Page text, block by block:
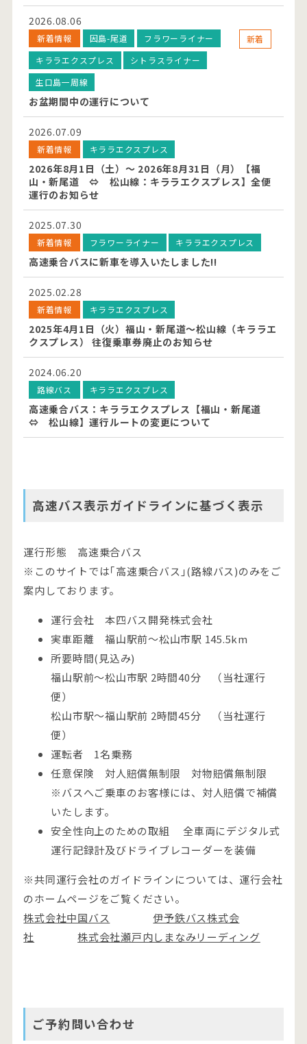
2026.08.06
新着情報 因島-尾道
フラワーライナー
キララエクスプレス
シトラスライナー
生口島一周線
新着
お盆期間中の運行について
2026.07.09
新着情報 キララエクスプレス
2026年8月1日（土）～ 2026年8月31日（月）【福
山・新尾道 ⇔ 松山線：キララエクスプレス】全便
運行のお知らせ
2025.07.30
新着情報 フラワーライナー キララエクスプレス
高速乗合バスに新車を導入いたしました!!
2025.02.28
新着情報 キララエクスプレス
2025年4月1日（火）福山・新尾道～松山線（キララエ
クスプレス） 往復乗車券廃止のお知らせ
2024.06.20
路線バス キララエクスプレス
高速乗合バス：キララエクスプレス【福山・新尾道
⇔ 松山線】運行ルートの変更について
高速バス表示ガイドラインに基づく表示
運行形態 高速乗合バス
※このサイトでは｢高速乗合バス｣(路線バス)のみをご
案内しております。
運行会社 本四バス開発株式会社
実車距離 福山駅前～松山市駅 145.5km
所要時間(見込み)
福山駅前～松山市駅 2時間40分 （当社運行
便）
松山市駅～福山駅前 2時間45分 （当社運行
便）
運転者 1名乗務
任意保険 対人賠償無制限 対物賠償無制限
※バスへご乗車のお客様には、対人賠償で補償
いたします。
安全性向上のための取組 全車両にデジタル式
運行記録計及びドライブレコーダーを装備
※共同運行会社のガイドラインについては、運行会社
のホームページをご覧ください。
株式会社中国バス
伊予鉄バス株式会
社
株式会社瀬戸内しまなみリーディング
ご予約問い合わせ